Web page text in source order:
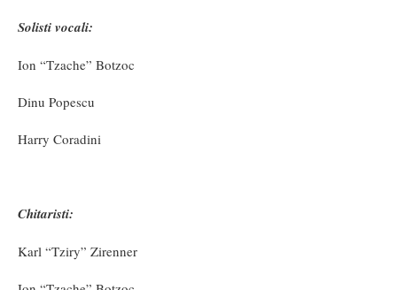
Solisti vocali:
Ion “Tzache” Botzoc
Dinu Popescu
Harry Coradini
Chitaristi:
Karl “Tziry” Zirenner